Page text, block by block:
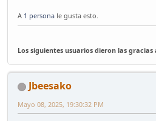
A 1 persona le gusta esto.
Los siguientes usuarios dieron las gracias
Jbeesako
Mayo 08, 2025, 19:30:32 PM